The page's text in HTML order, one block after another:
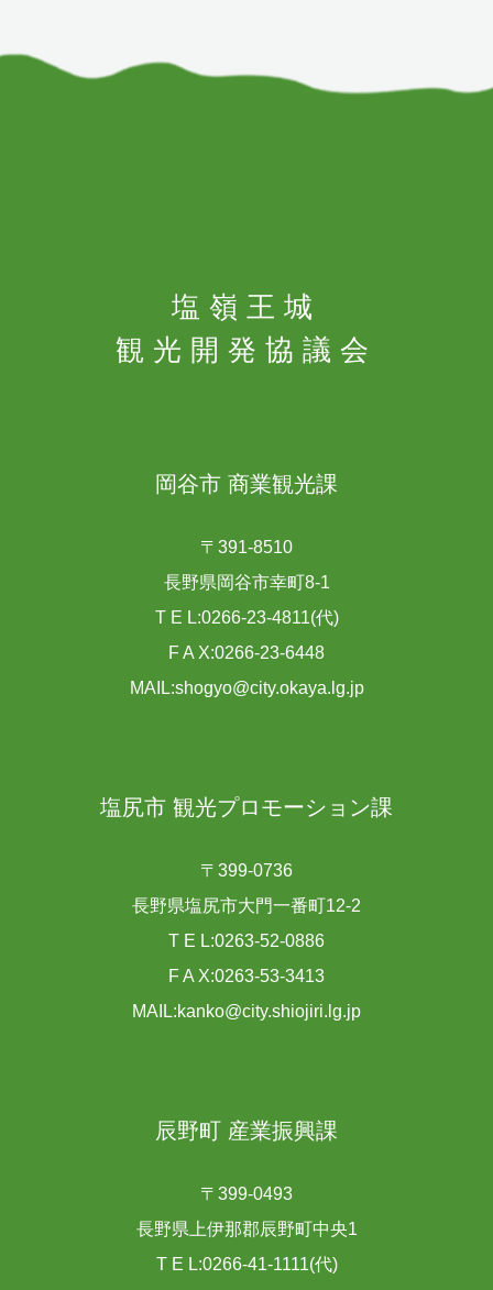
塩嶺王城
観光開発協議会
岡谷市 商業観光課
〒391-8510
長野県岡谷市幸町8-1
T E L:0266-23-4811(代)
F A X:0266-23-6448
MAIL:shogyo@city.okaya.lg.jp
塩尻市 観光プロモーション課
〒399-0736
長野県塩尻市大門一番町12-2
T E L:0263-52-0886
F A X:0263-53-3413
MAIL:kanko@city.shiojiri.lg.jp
辰野町 産業振興課
〒399-0493
長野県上伊那郡辰野町中央1
T E L:0266-41-1111(代)